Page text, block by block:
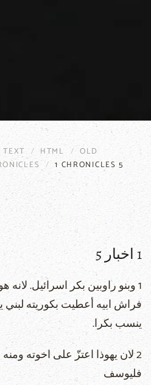
TEXT HTML
OLD
1 CHRONICLES 5
1 اخبار 5
1 وبنو راوبين بكر اسرائيل.
فراش ابيه أعطيت بكوريته
ينسب بكرا.
2 لان يهوذا اعتزّ على اخوته
فليوسف